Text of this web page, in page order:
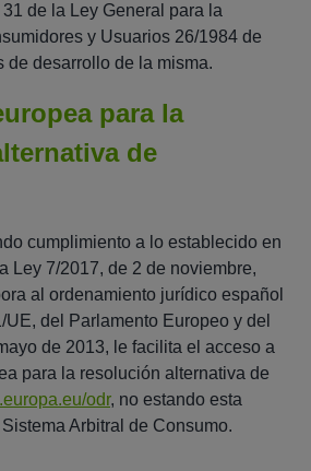
de la Ley General para la
y Usuarios 26/1984 de
de desarrollo de la misma.
para la
de
cumplimiento a lo establecido en
Ley 7/2017, de 2 de noviembre,
al ordenamiento jurídico español
UE, del Parlamento Europeo y del
de 2013, le facilita el acceso a
para la resolución alternativa de
odr, no estando esta
Arbitral de Consumo.